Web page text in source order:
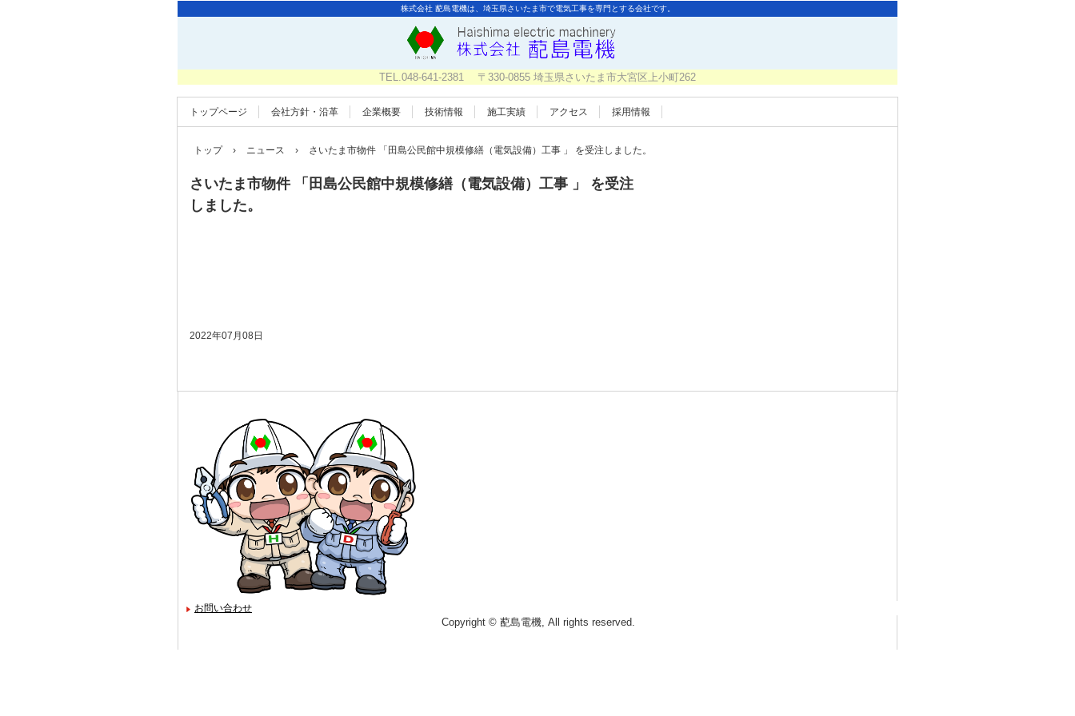
株式会社 蓜島電機は、埼玉県さいたま市で電気工事を専門とする会社です。
TEL.048-641-2381 〒330-0855 埼玉県さいたま市大宮区上小町262
トップページ 会社方針・沿革 企業概要 技術情報 施工実績 アクセス 採用情報
トップ › ニュース › さいたま市物件 「田島公民館中規模修繕（電気設備）工事 」 を受注しました。
さいたま市物件 「田島公民館中規模修繕（電気設備）工事 」 を受注
しました。
2022年07月08日
お問い合わせ
Copyright © 蓜島電機, All rights reserved.